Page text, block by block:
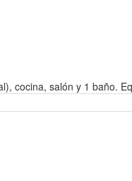
cocina, salón y 1 baño.